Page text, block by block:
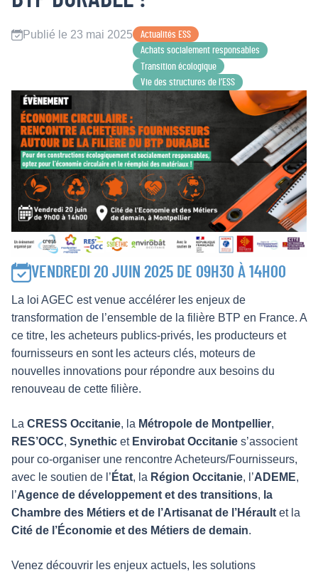
Publié le 23 mai 2025
Actualités ESS
Achats socialement responsables
Transition écologique
Vie des structures de l’ESS
VENDREDI 20 JUIN 2025 DE 09H30 À 14H00
La loi AGEC est venue accélérer les enjeux de
transformation de l’ensemble de la filière BTP en France. A
ce titre, les acheteurs publics-privés, les producteurs et
fournisseurs en sont les acteurs clés, moteurs de
nouvelles innovations pour répondre aux besoins du
renouveau de cette filière.
La CRESS Occitanie, la Métropole de Montpellier,
RES’OCC, Synethic et Envirobat Occitanie s’associent
pour co-organiser une rencontre Acheteurs/Fournisseurs,
avec le soutien de l’ État, la Région Occitanie, l’ADEME,
l’Agence de développement et des transitions, la
Chambre des Métiers et de l’Artisanat de l’Hérault et la
Cité de l’Économie et des Métiers de demain.
Venez découvrir les enjeux actuels, les solutions